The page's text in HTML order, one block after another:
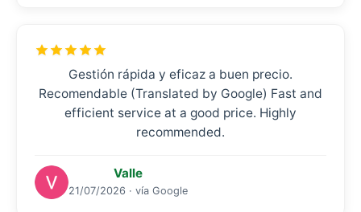
Gestión rápida y eficaz a buen precio.
Recomendable (Translated by Google) Fast and
efficient service at a good price. Highly
recommended.
Valle
21/07/2026 · vía Google